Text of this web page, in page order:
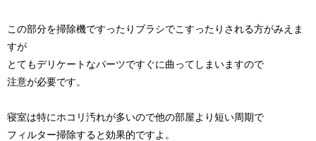
この部分を掃除機ですったりブラシでこすったりされる方がみえま
すが
とてもデリケートなパーツですぐに曲ってしまいますので
注意が必要です。
寝室は特にホコリ汚れが多いので他の部屋より短い周期で
フィルター掃除すると効果的ですよ。